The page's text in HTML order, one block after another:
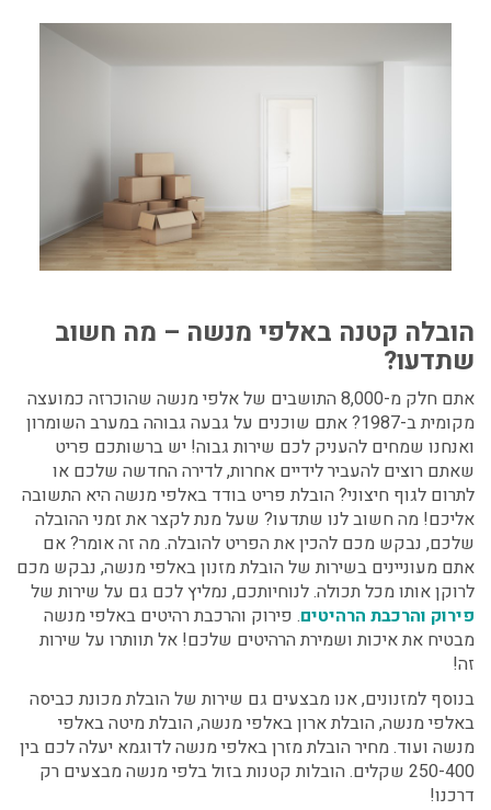
הובלה קטנה באלפי מנשה – מה חשוב
שתדעו?
אתם חלק מ-8,000 התושבים של אלפי מנשה שהוכרזה כמועצה
מקומית ב-1987? אתם שוכנים על גבעה גבוהה במערב השומרון
ואנחנו שמחים להעניק לכם שירות גבוה! יש ברשותכם פריט
שאתם רוצים להעביר לידיים אחרות, לדירה החדשה שלכם או
לתרום לגוף חיצוני? הובלת פריט בודד באלפי מנשה היא התשובה
אליכם! מה חשוב לנו שתדעו? שעל מנת לקצר את זמני ההובלה
שלכם, נבקש מכם להכין את הפריט להובלה. מה זה אומר? אם
אתם מעוניינים בשירות של הובלת מזנון באלפי מנשה, נבקש מכם
לרוקן אותו מכל תכולה. לנוחיותכם, נמליץ לכם גם על שירות של
פירוק והרכבת הרהיטים. פירוק והרכבת רהיטים באלפי מנשה
מבטיח את איכות ושמירת הרהיטים שלכם! אל תוותרו על שירות
זה!
בנוסף למזנונים, אנו מבצעים גם שירות של הובלת מכונת כביסה
באלפי מנשה, הובלת ארון באלפי מנשה, הובלת מיטה באלפי
מנשה ועוד.מחיר הובלת מזרן באלפי מנשה לדוגמא יעלה לכם בין
250-400 שקלים.
הובלות קטנות בזול בלפי מנשהמבצעים רק
דרכנו!